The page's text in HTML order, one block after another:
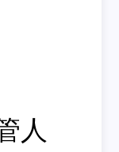
人